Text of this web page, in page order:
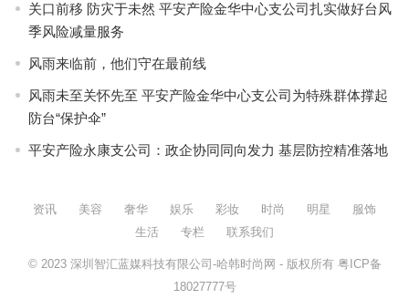
关口前移 防灾于未然 平安产险金华中心支公司扎实做好台风
季风险减量服务
风雨来临前，他们守在最前线
风雨未至关怀先至 平安产险金华中心支公司为特殊群体撑起
防台“保护伞”
平安产险永康支公司：政企协同同向发力 基层防控精准落地
资讯 美容 奢华 娱乐 彩妆 时尚 明星
服饰
生活
专栏 联系我们
© 2023 深圳智汇蓝媒科技有限公司-哈韩时尚网 - 版权所有 粤ICP备
18027777号